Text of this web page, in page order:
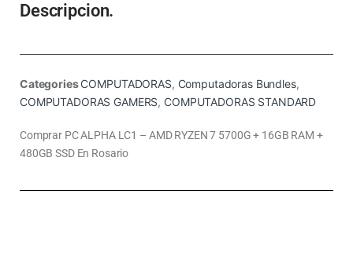
Descripcion.
CategoriesCOMPUTADORAS, Computadoras Bundles,
COMPUTADORAS GAMERS, COMPUTADORAS STANDARD
Comprar PC ALPHA LC1 – AMD RYZEN 7 5700G + 16GB RAM +
480GB SSD En Rosario